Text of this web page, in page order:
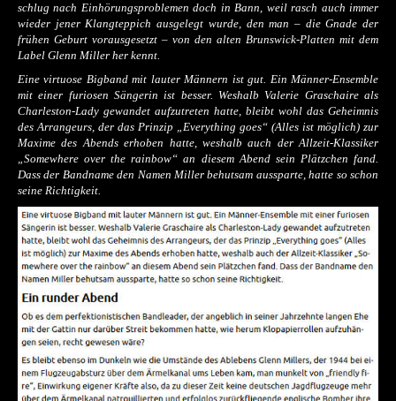
schlug nach Einhörungsproblemen doch in Bann, weil rasch auch immer
wieder jener Klangteppich ausgelegt wurde, den man – die Gnade der
frühen Geburt vorausgesetzt – von den alten Brunswick-Platten mit dem
Label Glenn Miller her kennt.
Eine virtuose Bigband mit lauter Männern ist gut. Ein Männer-Ensemble
mit einer furiosen Sängerin ist besser. Weshalb Valerie Graschaire als
Charleston-Lady gewandet aufzutreten hatte, bleibt wohl das Geheimnis
des Arrangeurs, der das Prinzip „Everything goes“ (Alles ist möglich) zur
Maxime des Abends erhoben hatte, weshalb auch der Allzeit-Klassiker
„Somewhere over the rainbow“ an diesem Abend sein Plätzchen fand.
Dass der Bandname den Namen Miller behutsam aussparte, hatte so schon
seine Richtigkeit.